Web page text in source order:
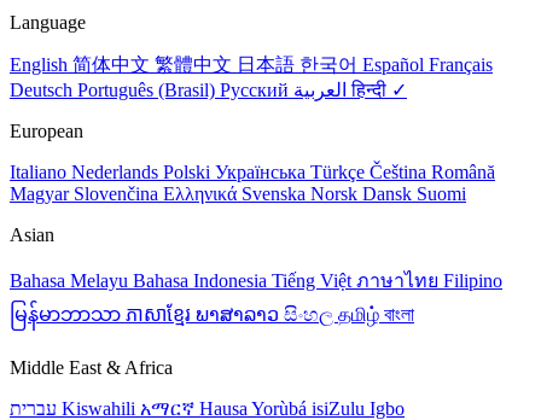
Language
English 简体中文 繁體中文 日本語 한국어 Español Français
Deutsch Português (Brasil) Русский العربيةहिन्दी ✓
European
Italiano Nederlands Polski Українська Türkçe Čeština Română
Magyar Slovenčina Ελληνικά Svenska Norsk Dansk Suomi
Asian
Bahasa Melayu Bahasa Indonesia Tiếng Việt ภาษาไทย Filipino
မြန်မာဘာသာ ភាសាខ្មែរ ພາສາລາວ සිංහල தமிழ் বাংলা
Middle East & Africa
Kiswahili አማርኛ Hausa Yorùbá isiZulu Igbo